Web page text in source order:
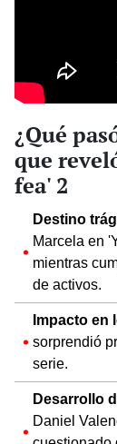
¿Qué
que
fea' 2
Destino
Marcela en
mientras
de activos.
Impacto en
sorprendió
serie.
Desarrollo
Daniel